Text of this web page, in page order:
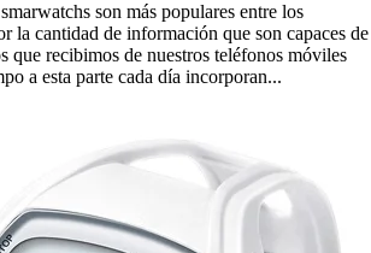
son más populares entre los
la cantidad de información que son capaces de
que recibimos de nuestros teléfonos móviles
a esta parte cada día incorporan...